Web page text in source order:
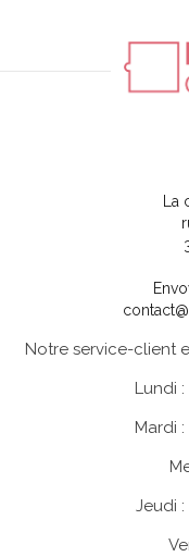
La
Notre service-client
Lundi
Mardi
Jeudi :